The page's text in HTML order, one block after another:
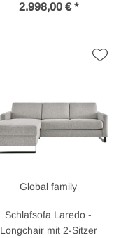
2.998,00 € *
Global family
Schlafsofa Laredo -
Longchair mit 2-Sitzer